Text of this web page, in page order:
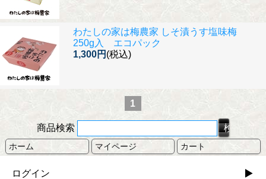
わたしの家は梅農家 しそ漬うす塩味梅
250g入 エコパック
1,300円 (税込)
1
商品検索
ホーム マイページ カート
ログイン